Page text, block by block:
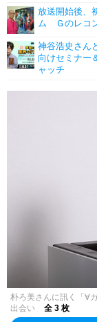
放送開始後、
ム Ｇのレコ
神谷浩史さん
向けセミナー
ャッチ
朴ろ美さんに訊く「∀
出会い
全 3 枚